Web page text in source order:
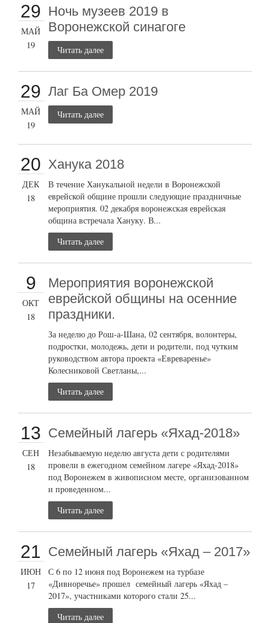
29
МАЙ
19
Ночь музеев 2019 в
Воронежской синагоге
Читать далее
29
МАЙ
19
Лаг Ба Омер 2019
Читать далее
20
ДЕК
18
Ханука 2018
В течение Ханукальной недели в Воронежской
еврейской общине прошли следующие праздничные
мероприятия. 02 декабря воронежская еврейская
община встречала Хануку. В...
Читать далее
9
ОКТ
18
Мероприятия воронежской
еврейской общины на осенние
праздники.
За неделю до Рош-а-Шана, 02 сентября, волонтеры,
подростки, молодежь, дети и родители, под чутким
руководством автора проекта «Евреваренье»
Колесниковой Светланы,...
Читать далее
13
СЕН
18
Семейный лагерь «Яхад-2018»
Незабываемую неделю августа дети с родителями
провели в ежегодном семейном лагере «Яхад-2018»
под Воронежем в живописном месте, организованном
и проведенном...
Читать далее
21
ИЮН
17
Семейный лагерь «Яхад – 2017»
С 6 по 12 июня под Воронежем на турбазе
«Дивноречье» прошел семейный лагерь «Яхад –
2017», участниками которого стали 25...
Читать далее